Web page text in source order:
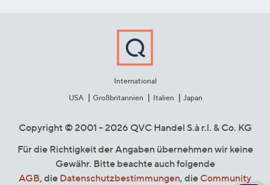
International
USA
Großbritannien Italien Japan
Copyright © 2001 - 2026 QVC Handel S.à r.l. & Co. KG
Für die Richtigkeit der Angaben übernehmen wir keine
Gewähr. Bitte beachte auch folgende
AGB, die Datenschutzbestimmungen, die Community